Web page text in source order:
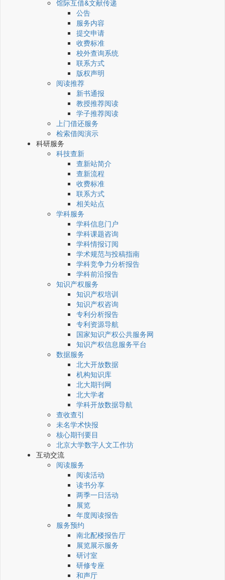
馆际互借&文献传递
公告
服务内容
提交申请
收费标准
校外查询系统
联系方式
版权声明
阅读推荐
新书通报
教授推荐阅读
学子推荐阅读
上门借还服务
检索借阅演示
科研服务
科技查新
查新站简介
查新流程
收费标准
联系方式
相关站点
学科服务
学科信息门户
学科课题咨询
学科情报订阅
学术规范与投稿指南
学科竞争力分析报告
学科前沿报告
知识产权服务
知识产权培训
知识产权咨询
专利分析报告
专利资源导航
国家知识产权公共服务网
知识产权信息服务平台
数据服务
北大开放数据
机构知识库
北大期刊网
北大学者
学科开放数据导航
查收查引
未名学术快报
核心期刊要目
北京大学数字人文工作坊
互动交流
阅读服务
阅读活动
读书分享
两季一日活动
展览
年度阅读报告
服务预约
南北配楼报告厅
展览展示服务
研讨室
研修专座
和声厅